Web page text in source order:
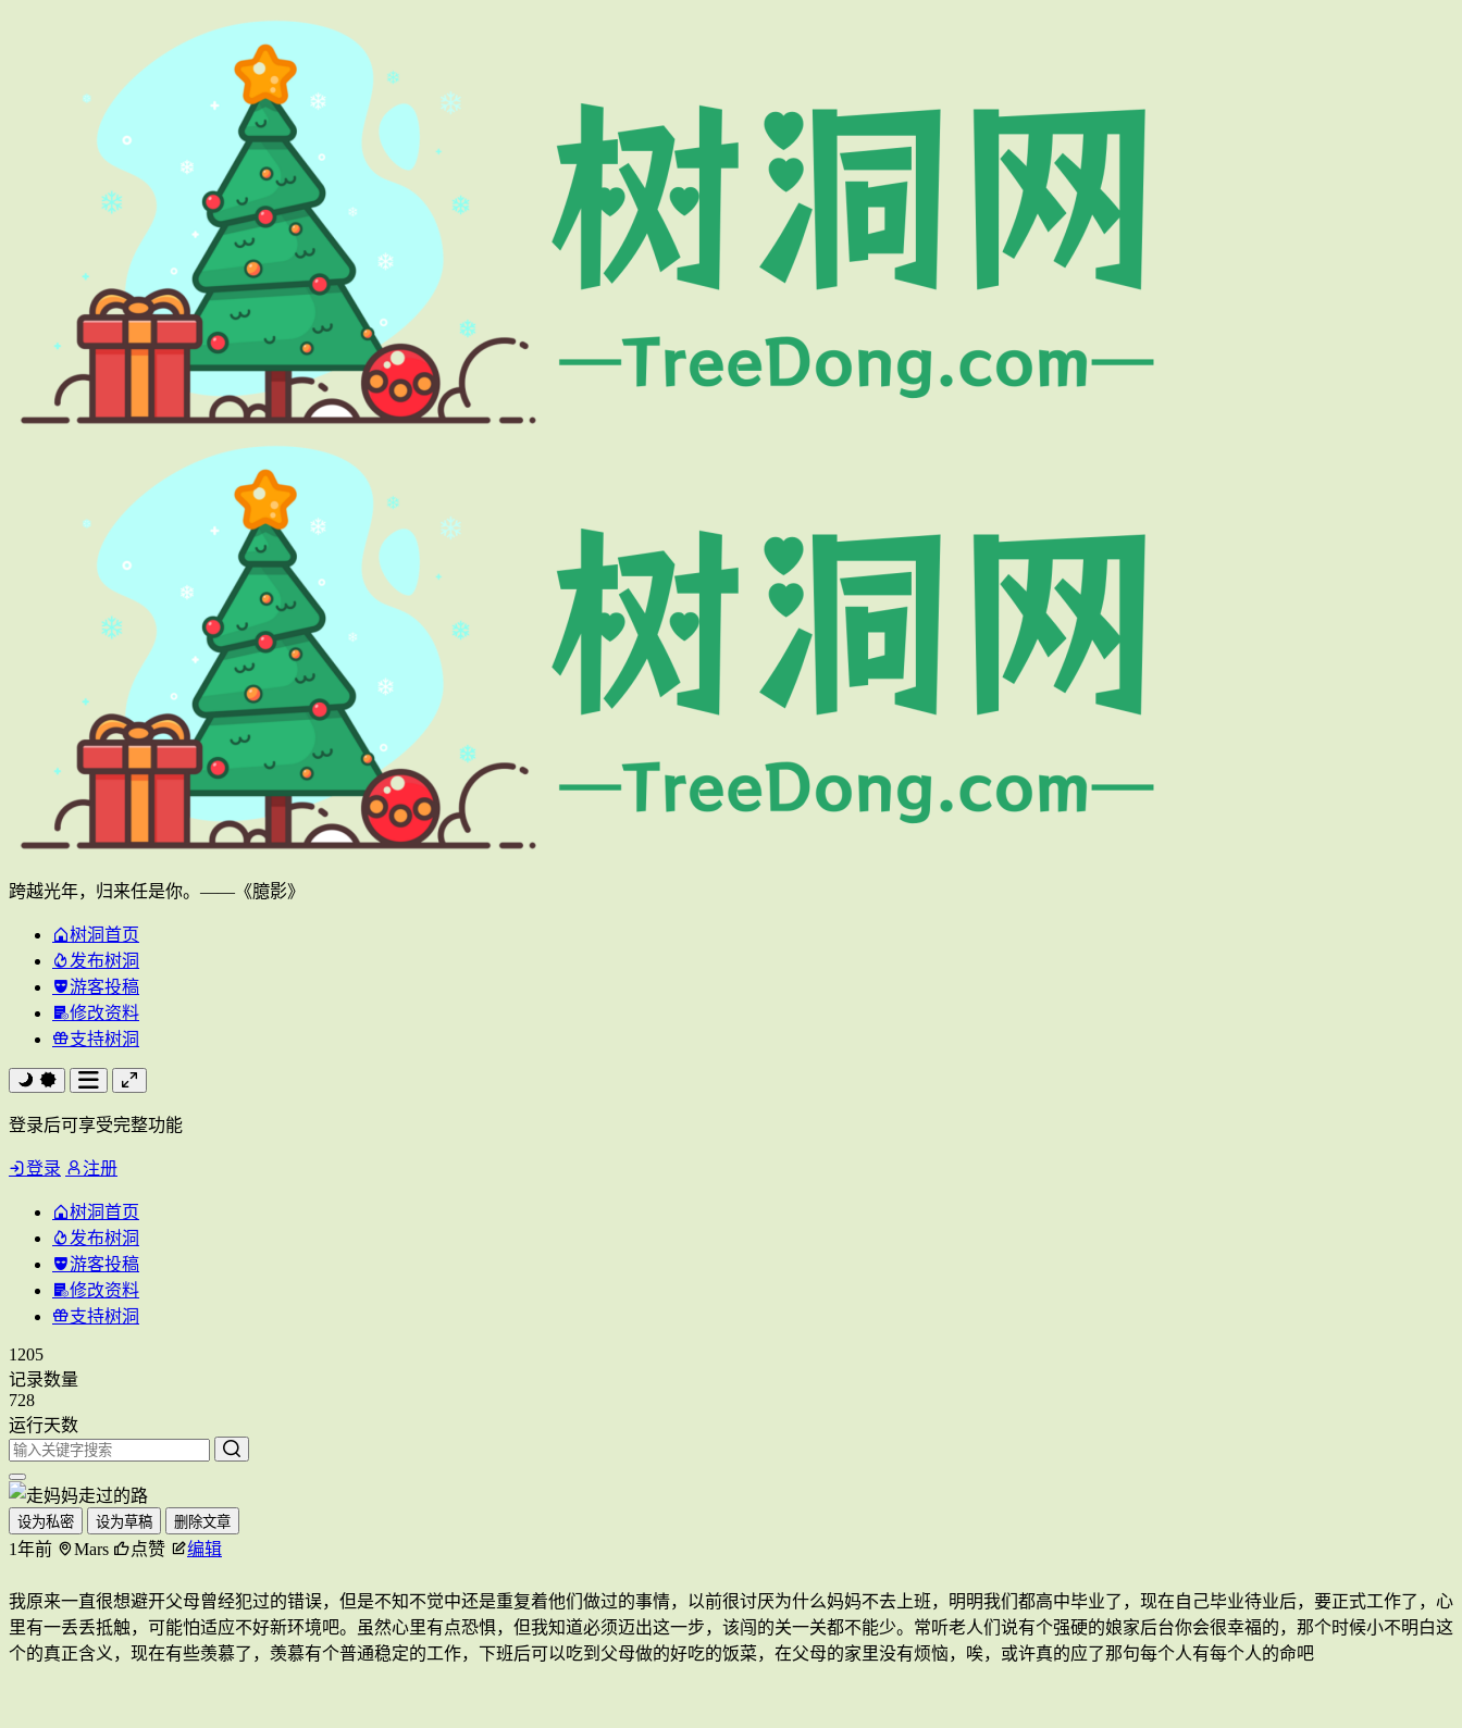
跨越光年，归来任是你。——《臆影》
树洞首页
发布树洞
游客投稿
修改资料
支持树洞
登录后可享受完整功能
登录 注册
树洞首页
发布树洞
游客投稿
修改资料
支持树洞
1205
记录数量
728
运行天数
设为私密 设为草稿 删除文章
1年前 Mars 点赞 编辑
我原来一直很想避开父母曾经犯过的错误，但是不知不觉中还是重复着他们做过的事情，以前很讨厌为什么妈妈不去上班，明明我们都高中毕业了，现在自己毕业待业后，要正式工作了，心
里有一丢丢抵触，可能怕适应不好新环境吧。虽然心里有点恐惧，但我知道必须迈出这一步，该闯的关一关都不能少。常听老人们说有个强硬的娘家后台你会很幸福的，那个时候小不明白这
个的真正含义，现在有些羡慕了，羡慕有个普通稳定的工作，下班后可以吃到父母做的好吃的饭菜，在父母的家里没有烦恼，唉，或许真的应了那句每个人有每个人的命吧